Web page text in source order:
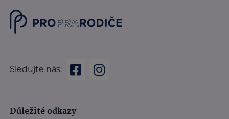
Sledujte nás:
Důležité odkazy